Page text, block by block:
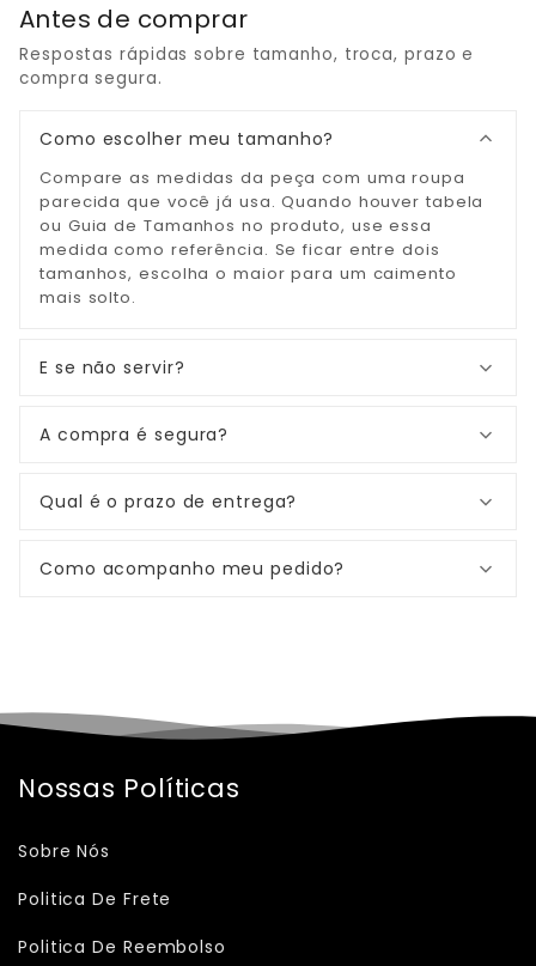
Antes de comprar
Respostas rápidas sobre tamanho, troca, prazo e
compra segura.
Como escolher meu tamanho?
Compare as medidas da peça com uma roupa
parecida que você já usa. Quando houver tabela
ou Guia de Tamanhos no produto, use essa
medida como referência. Se ficar entre dois
tamanhos, escolha o maior para um caimento
mais solto.
E se não servir?
A compra é segura?
Qual é o prazo de entrega?
Como acompanho meu pedido?
Nossas Políticas
Sobre Nós
Politica De Frete
Politica De Reembolso